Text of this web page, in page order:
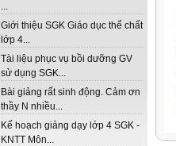
...
Giới thiệu SGK Giáo dục thể chất
lớp 4...
Tài liệu phục vụ bồi dưỡng GV
sử dụng SGK...
Bài giảng rất sinh động. Cảm ơn
thầy N nhiều...
Kế hoạch giảng dạy lớp 4 SGK -
KNTT Môn...